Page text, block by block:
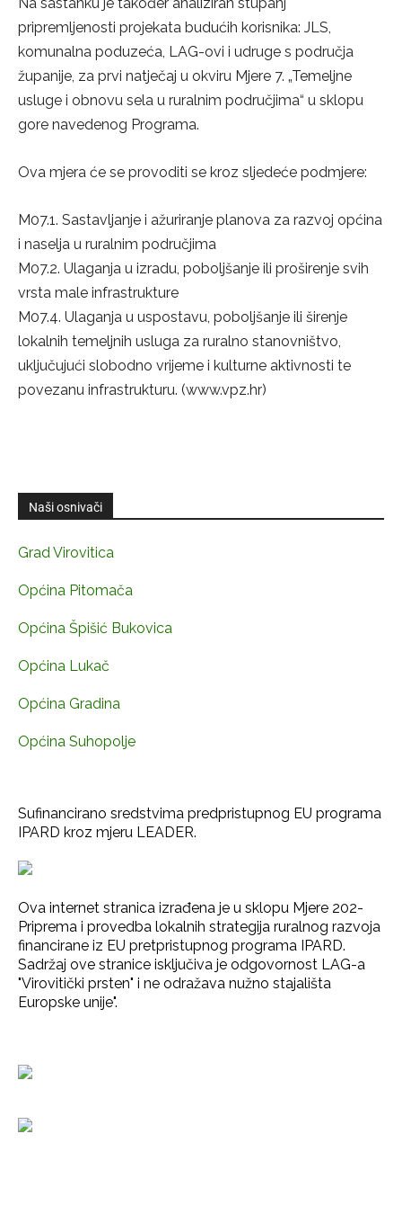
pripremljenosti projekata budućih korisnika: JLS,
komunalna poduzeća, LAG-ovi i udruge s područja
županije, za prvi natječaj u okviru Mjere 7. „Temeljne
usluge i obnovu sela u ruralnim područjima“ u sklopu
gore navedenog Programa.
Ova mjera će se provoditi se kroz sljedeće podmjere:
M07.1. Sastavljanje i ažuriranje planova za razvoj općina
i naselja u ruralnim područjima
M07.2. Ulaganja u izradu, poboljšanje ili proširenje svih
vrsta male infrastrukture
M07.4. Ulaganja u uspostavu, poboljšanje ili širenje
lokalnih temeljnih usluga za ruralno stanovništvo,
uključujući slobodno vrijeme i kulturne aktivnosti te
povezanu infrastrukturu. (www.vpz.hr)
Naši osnivači
Grad Virovitica
Općina Pitomača
Općina Špišić Bukovica
Općina Lukač
Općina Gradina
Općina Suhopolje
Sufinancirano sredstvima predpristupnog EU programa
IPARD kroz mjeru LEADER.
Ova internet stranica izrađena je u sklopu Mjere 202-
Priprema i provedba lokalnih strategija ruralnog razvoja
financirane iz EU pretpristupnog programa IPARD.
Sadržaj ove stranice isključiva je odgovornost LAG-a
"Virovitički prsten" i ne odražava nužno stajališta
Europske unije".